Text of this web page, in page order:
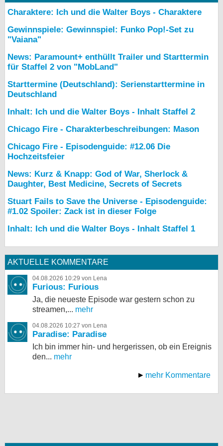
Charaktere: Ich und die Walter Boys - Charaktere
Gewinnspiele: Gewinnspiel: Funko Pop!-Set zu
"Vaiana"
News: Paramount+ enthüllt Trailer und Starttermin
für Staffel 2 von "MobLand"
Starttermine (Deutschland): Serienstarttermine in
Deutschland
Inhalt: Ich und die Walter Boys - Inhalt Staffel 2
Chicago Fire - Charakterbeschreibungen: Mason
Chicago Fire - Episodenguide: #12.06 Die
Hochzeitsfeier
News: Kurz & Knapp: God of War, Sherlock &
Daughter, Best Medicine, Secrets of Secrets
Stuart Fails to Save the Universe - Episodenguide:
#1.02 Spoiler: Zack ist in dieser Folge
Inhalt: Ich und die Walter Boys - Inhalt Staffel 1
AKTUELLE KOMMENTARE
04.08.2026 10:29 von Lena
Furious: Furious
Ja, die neueste Episode war gestern schon zu
streamen,... mehr
04.08.2026 10:27 von Lena
Paradise: Paradise
Ich bin immer hin- und hergerissen, ob ein Ereignis
den... mehr
mehr Kommentare